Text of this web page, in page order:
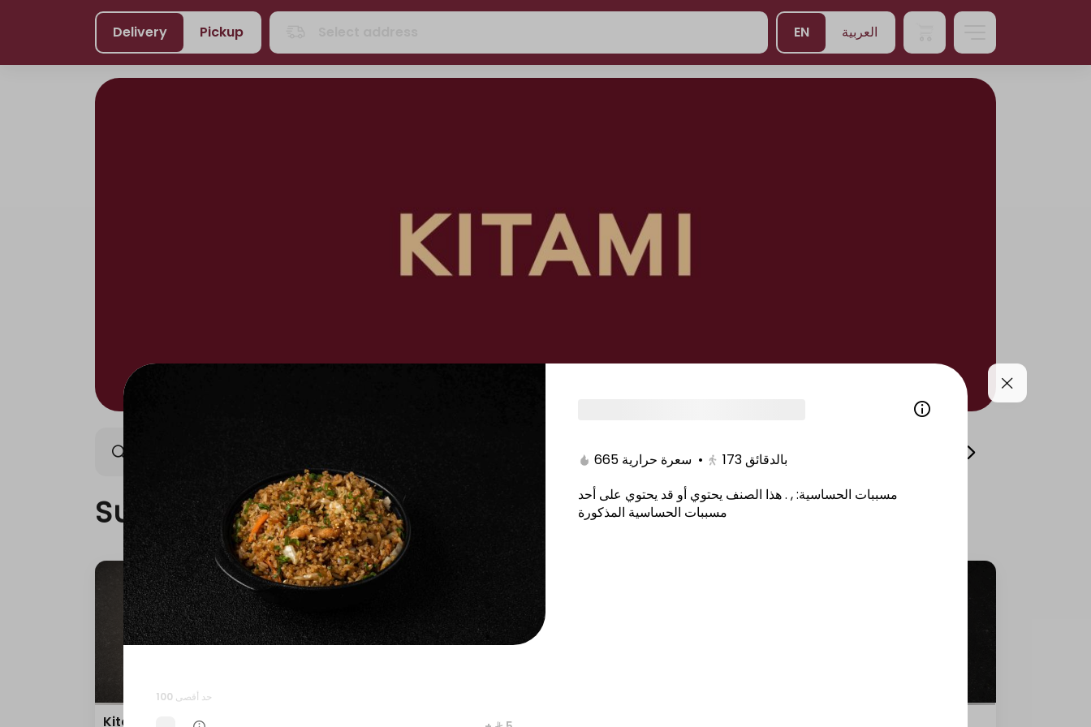
Delivery Pickup EN العربية
Noodles & Rice/Kitami Volcano Side Dishes/Kitami
Sushi/Kitami
Kitami Box
حد أقصى 100
665 سعرة حرارية • 173بالدقائق
مسببات الحساسية:
,
.هذا الصنف يحتوي أو قد يحتوي على أحد
مسببات الحساسية المذكورة